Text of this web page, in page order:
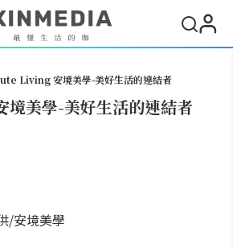
Living 安境美學-美好生活的連結者
美學-美好生活的連結者
/安境美學